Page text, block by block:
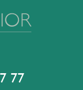
77